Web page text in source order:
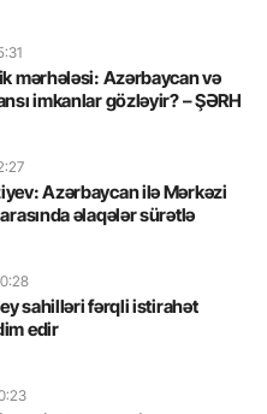
mərhələsi: Azərbaycan və
imkanlar gözləyir? – ŞƏRH
Azərbaycan ilə Mərkəzi
əlaqələr sürətlə
sahilləri fərqli istirahət
edir